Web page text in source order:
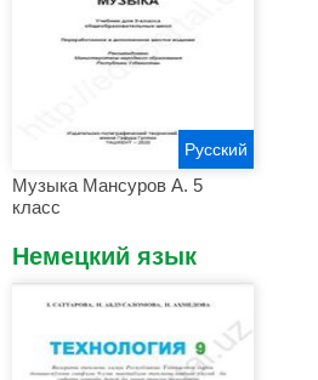
Музыка Мансуров А. 5
класс
Русский
Немецкий язык